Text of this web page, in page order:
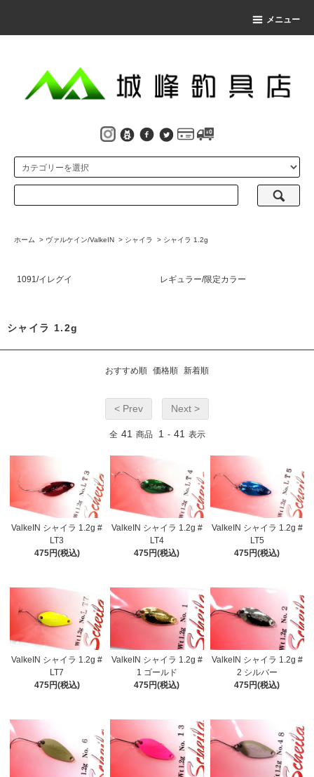
メニュー
ホーム > ヴァルケイン/ValkeIN > シャイラ > シャイラ 1.2g
1091/イレグイ レギュラー/限定カラー
シャイラ 1.2g
おすすめ順 価格順 新着順
< Prev Next >
全 41 商品 1 - 41 表示
ValkeIN シャイラ 1.2g #
LT3
475円(税込)
ValkeIN シャイラ 1.2g #
LT4
475円(税込)
ValkeIN シャイラ 1.2g #
LT5
475円(税込)
ValkeIN シャイラ 1.2g #
LT7
475円(税込)
ValkeIN シャイラ 1.2g #
1 ゴールド
475円(税込)
ValkeIN シャイラ 1.2g #
2 シルバー
475円(税込)